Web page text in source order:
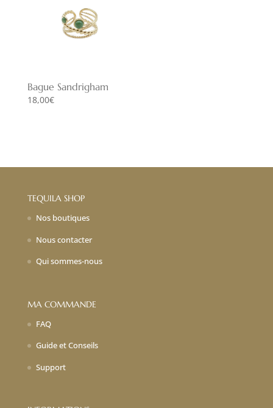
Bague Sandrigham
18,00€
TEQUILA SHOP
Nos boutiques
Nous contacter
Qui sommes-nous
MA COMMANDE
FAQ
Guide et Conseils
Support